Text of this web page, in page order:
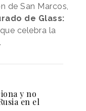
de San Marcos,
de Glass:
celebra la
y no
en el